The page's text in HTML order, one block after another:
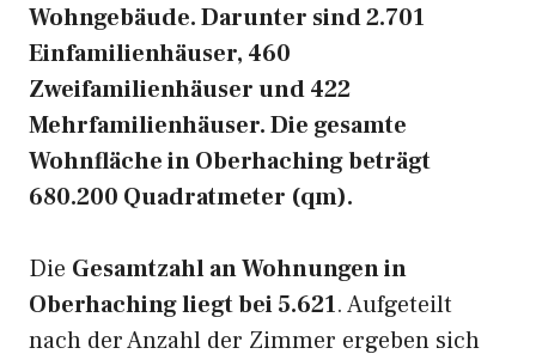
Wohngebäude. Darunter sind 2.701
Einfamilienhäuser, 460
Zweifamilienhäuser und 422
Mehrfamilienhäuser. Die gesamte
Wohnfläche in Oberhaching beträgt
680.200 Quadratmeter (qm).
Die Gesamtzahl an Wohnungen in
Oberhaching liegt bei 5.621. Aufgeteilt
nach der Anzahl der Zimmer ergeben sich